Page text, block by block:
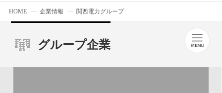
HOME 企業情報 関西電力グループ
グループ企業